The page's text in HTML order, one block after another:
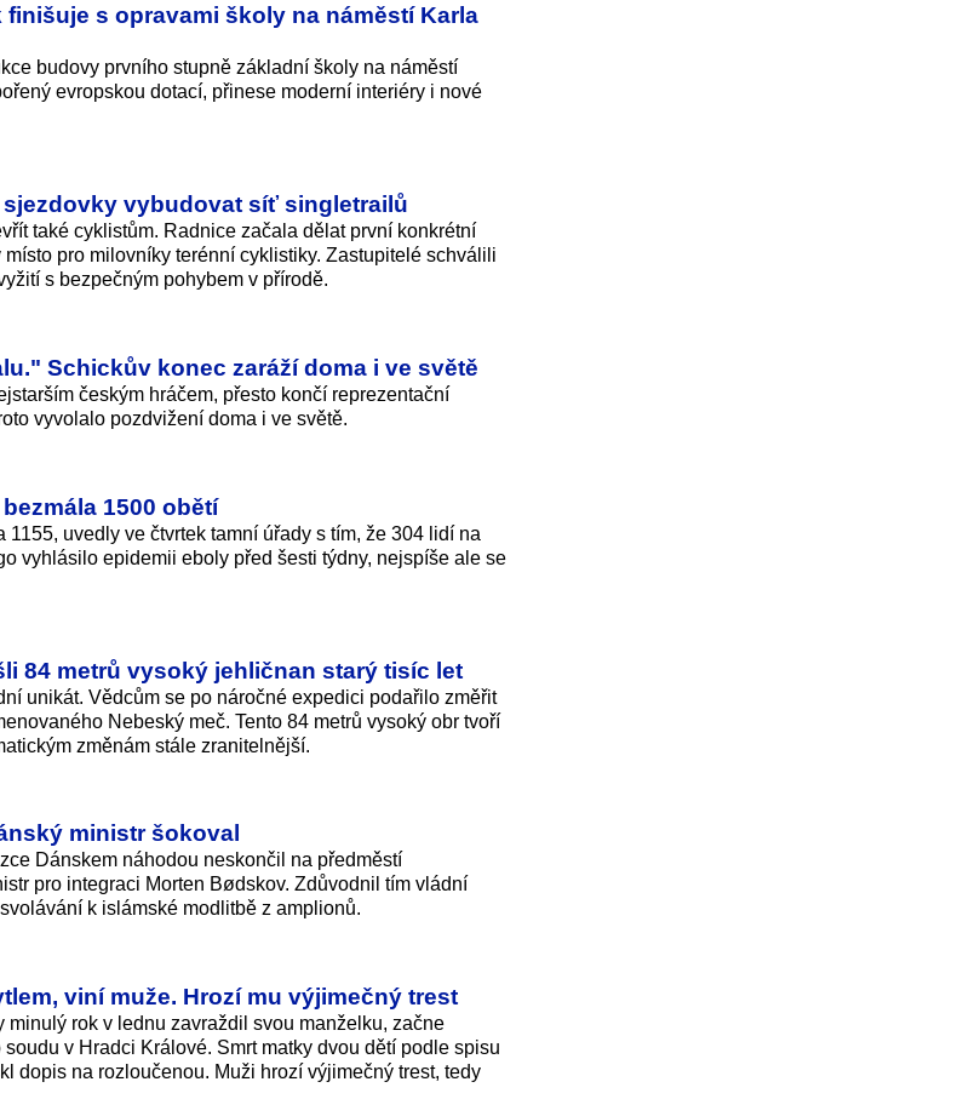
s opravami školy na náměstí Karla
budovy prvního stupně základní školy na náměstí
evropskou dotací, přinese moderní interiéry i nové
vybudovat síť singletrailů
také cyklistům. Radnice začala dělat první konkrétní
pro milovníky terénní cyklistiky. Zastupitelé schválili
s bezpečným pohybem v přírodě.
Schickův konec zaráží doma i ve světě
českým hráčem, přesto končí reprezentační
vyvolalo pozdvižení doma i ve světě.
1500 obětí
uvedly ve čtvrtek tamní úřady s tím, že 304 lidí na
vyhlásilo epidemii eboly před šesti týdny, nejspíše ale se
84 metrů vysoký jehličnan starý tisíc let
unikát. Vědcům se po náročné expedici podařilo změřit
Nebeský meč. Tento 84 metrů vysoký obr tvoří
změnám stále zranitelnější.
ministr šokoval
Dánskem náhodou neskončil na předměstí
pro integraci Morten Bødskov. Zdůvodnil tím vládní
k islámské modlitbě z amplionů.
viní muže. Hrozí mu výjimečný trest
rok v lednu zavraždil svou manželku, začne
v Hradci Králové. Smrt matky dvou dětí podle spisu
dopis na rozloučenou. Muži hrozí výjimečný trest, tedy